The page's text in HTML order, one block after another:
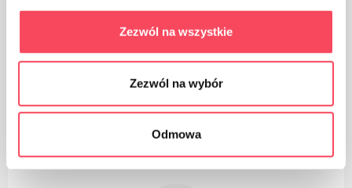
Zezwól na wszystkie
Zezwól na wybór
Odmowa